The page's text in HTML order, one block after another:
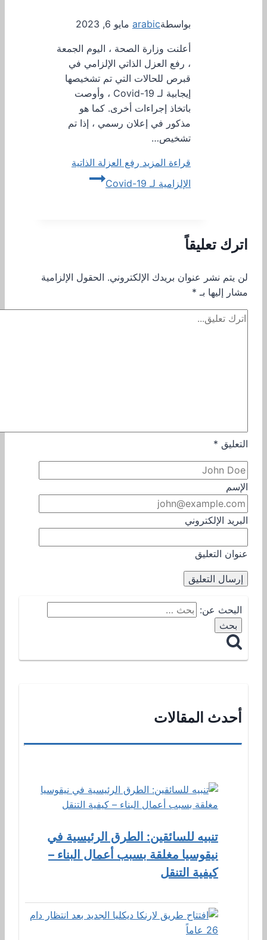
بواسطةarabic مايو 6, 2023
أعلنت وزارة الصحة ، اليوم الجمعة
، رفع العزل الذاتي الإلزامي في
قبرص للحالات التي تم تشخيصها
إيجابية لـ Covid-19 ، وأوصت
باتخاذ إجراءات أخرى. كما هو
مذكور في إعلان رسمي ، إذا تم
تشخيص…
قراءة المزيد رفع العزلة الذاتية
الإلزامية لـ Covid-19
اترك تعليقاً
لن يتم نشر عنوان بريدك الإلكتروني. الحقول الإلزامية
مشار إليها بـ *
التعليق *
الإسم
البريد الإلكتروني
عنوان التعليق
البحث عن:
أحدث المقالات
تنبيه للسائقين: الطرق الرئيسية في
نيقوسيا مغلقة بسبب أعمال البناء –
كيفية التنقل